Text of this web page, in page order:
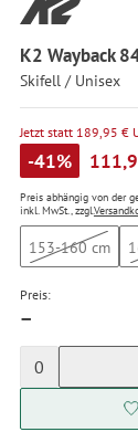
K2 Wayback
Skifell / Unisex
Jetzt statt 189,95 €
-41%
Preis abhängig von der
inkl. MwSt., zzgl.
153-160 cm
Preis:
—
0